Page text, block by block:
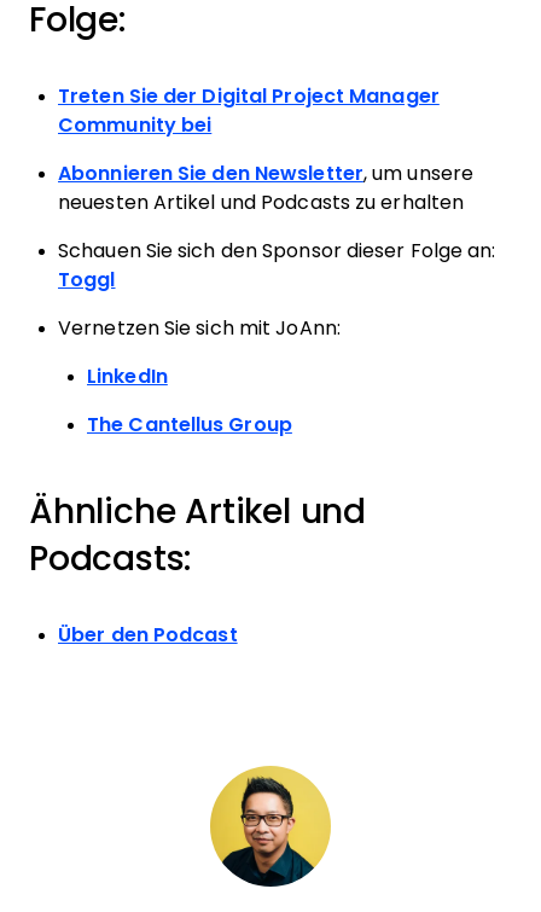
Folge:
Treten Sie der Digital Project Manager
Community bei
Abonnieren Sie den Newsletter, um unsere
neuesten Artikel und Podcasts zu erhalten
Schauen Sie sich den Sponsor dieser Folge an:
Toggl
Vernetzen Sie sich mit JoAnn:
LinkedIn
The Cantellus Group
Ähnliche Artikel und
Podcasts:
Über den Podcast